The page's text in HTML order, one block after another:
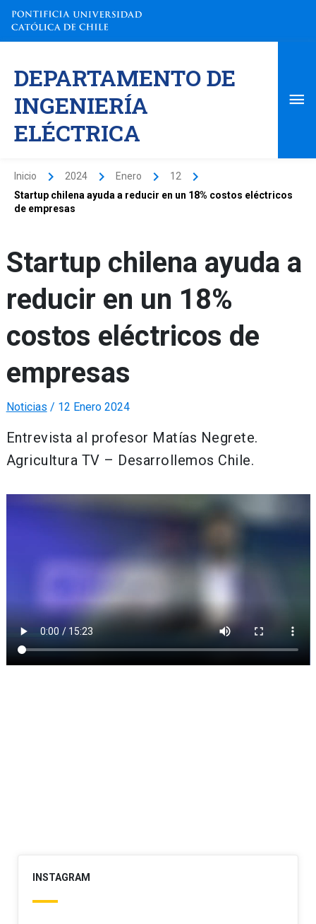
contenido
DEPARTAMENTO DE
INGENIERÍA
ELÉCTRICA
Inicio 2024 Enero
12
Startup chilena ayuda a reducir en un 18% costos eléctricos
de empresas
Startup chilena ayuda a
reducir en un 18%
costos eléctricos de
empresas
Noticias / 12 Enero 2024
Entrevista al profesor Matías Negrete.
Agricultura TV – Desarrollemos Chile.
INSTAGRAM